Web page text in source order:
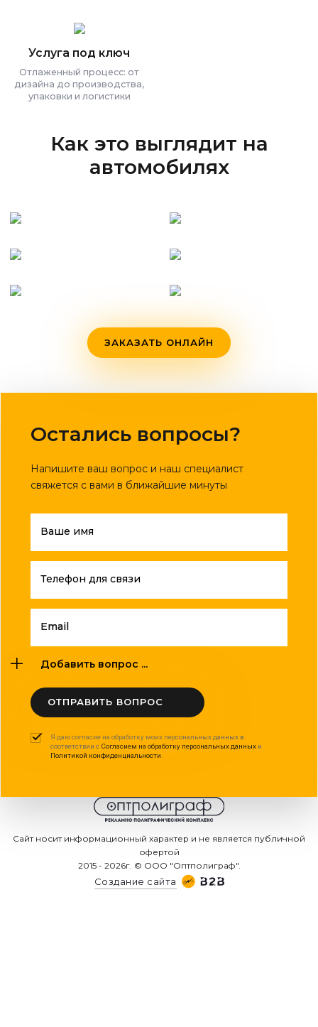
Услуга под ключ
Отлаженный процесс: от
дизайна до производства,
упаковки и логистики
Как это выглядит на
автомобилях
ЗАКАЗАТЬ ОНЛАЙН
Остались вопросы?
Напишите ваш вопрос и наш специалист
свяжется с вами в ближайшие минуты
Ваше имя
Телефон для связи
Email
Добавить вопрос ...
ОТПРАВИТЬ ВОПРОС
Я даю согласие на обработку моих персональных данных в
соответствии с Согласием на обработку персональных данных и
Политикой конфиденциальности
Сайт носит информационный характер и не является публичной
офертой
2015 - 2026г. © ООО "Оптполиграф".
Создание сайта